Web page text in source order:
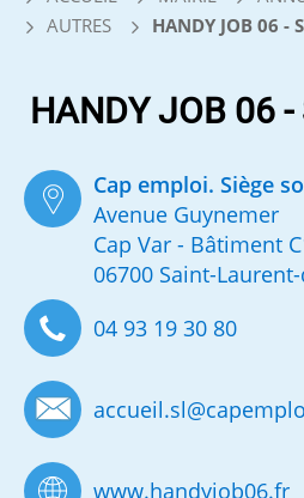
AUTRES
HANDY JOB 06 -
HANDY JOB 06
Cap emploi. Siège
Avenue Guynemer
Cap Var - Bâtiment
06700 Saint-
04 93 19 30 80
accueil.sl@
www.handyjob06.fr